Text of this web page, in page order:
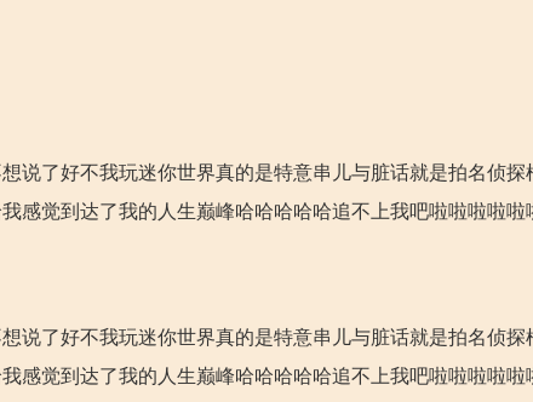
说了好不我玩迷你世界真的是特意串儿与脏话就是拍名侦探
感觉到达了我的人生巅峰哈哈哈哈哈追不上我吧啦啦啦啦啦
说了好不我玩迷你世界真的是特意串儿与脏话就是拍名侦探
感觉到达了我的人生巅峰哈哈哈哈哈追不上我吧啦啦啦啦啦